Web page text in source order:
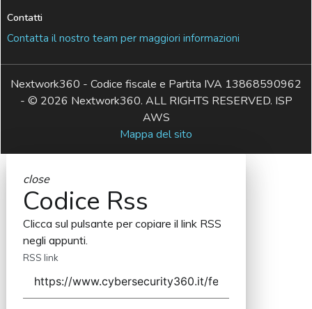
Contatti
Contatta il nostro team per maggiori informazioni
Nextwork360 - Codice fiscale e Partita IVA 13868590962
- © 2026 Nextwork360. ALL RIGHTS RESERVED. ISP
AWS
Mappa del sito
close
Codice Rss
Clicca sul pulsante per copiare il link RSS
negli appunti.
RSS link